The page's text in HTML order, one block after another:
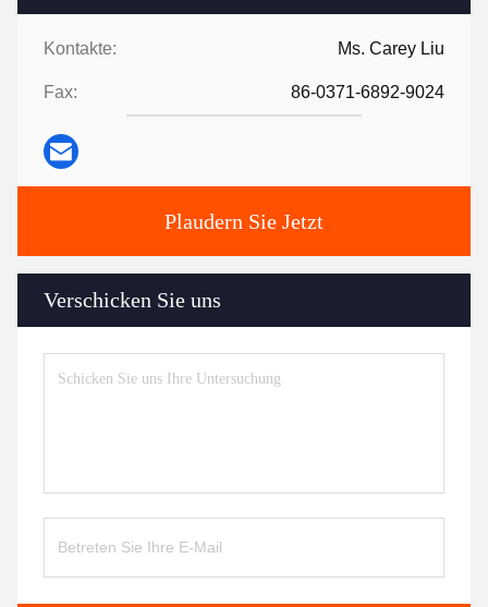
Kontakte: Ms. Carey Liu
Fax: 86-0371-6892-9024
Plaudern Sie Jetzt
Verschicken Sie uns